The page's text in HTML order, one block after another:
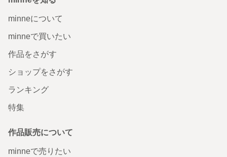
minneについて
minneで買いたい
作品をさがす
ショップをさがす
ランキング
特集
作品販売について
minneで売りたい